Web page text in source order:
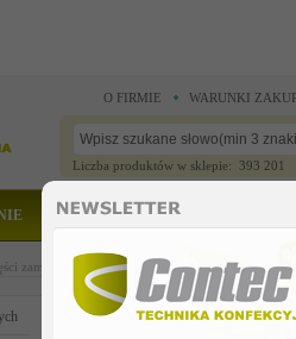
O FIRMIE WARUNKI
Liczba produktów w sklepie: 393 201
CZĘŚCI ZAMIENNE
zamienne do maszyn szwalniczych >Części
cov thd trimmer pneum us